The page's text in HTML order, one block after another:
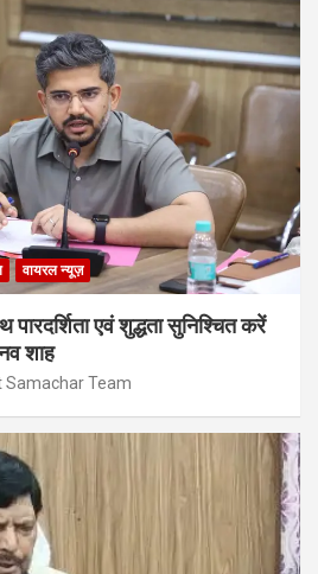
वायरल न्यूज़
एवं शुद्धता सुनिश्चित करें
शाह
Samachar Team